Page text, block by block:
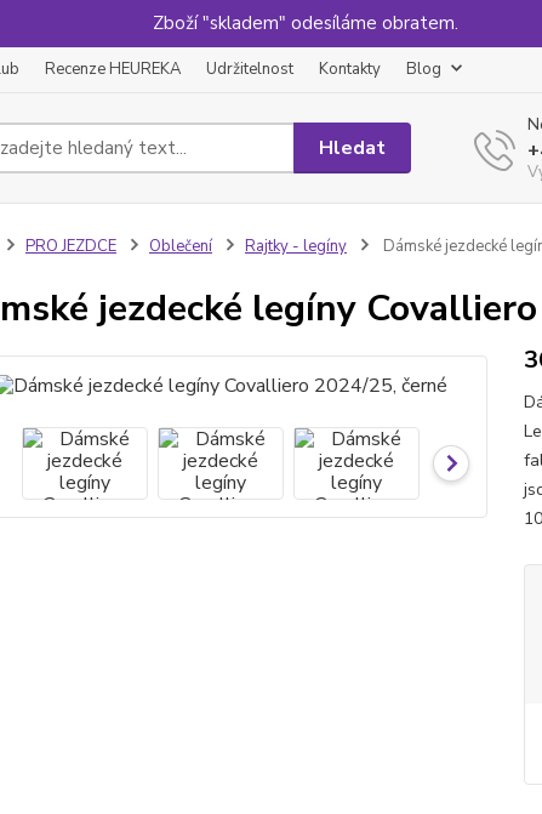
Zboží "skladem" odesíláme obratem.
Recenze HEUREKA Udržitelnost Kontakty Blog
Hledat
PRO JEZDCE Oblečení Rajtky - legíny Dámské jezdecké
jezdecké legíny